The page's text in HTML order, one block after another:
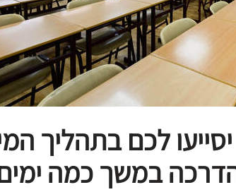
לכם בתהליך
במשך כמה